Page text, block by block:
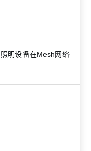
明设备在Mesh网络